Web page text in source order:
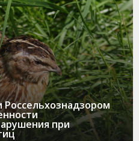
Россельхознадзором
при